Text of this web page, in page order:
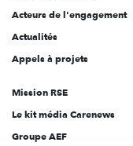
Acteurs de l'engagement
Actualités
Appels à projets
Mission RSE
Le kit média Carenews
Groupe AEF